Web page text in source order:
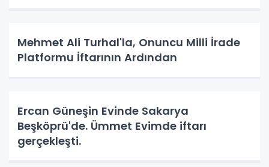
Mehmet Ali Turhal'la, Onuncu Milli İrade
Platformu İftarının Ardından
Ercan Güneşin Evinde Sakarya
Beşköprü'de. Ümmet Evimde iftarı
gerçekleşti.